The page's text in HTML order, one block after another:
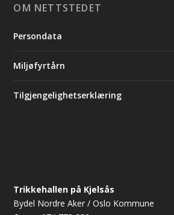
OM NETTSTEDET
Persondata
Miljøfyrtårn
Tilgjengelighetserklæring
Trikkehallen på Kjelsås
Bydel Nordre Aker / Oslo Kommune